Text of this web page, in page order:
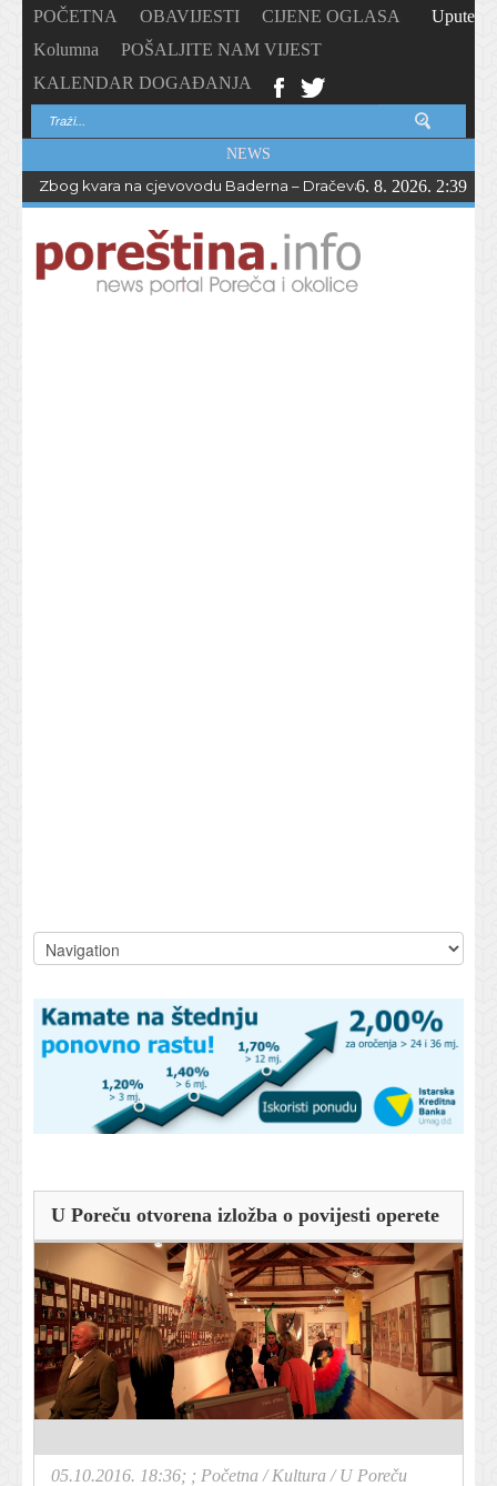
POČETNA OBAVIJESTI
CIJENE OGLASA
Kolumna
POŠALJITE NAM VIJEST
KALENDAR DOGAĐANJA
Upute
NEWS
Zbog kvara na cjevovodu Baderna – Dračevac bez vode do
6. 8. 2026. 2:39
U Poreču otvorena izložba o povijesti operete
05.10.2016. 18:36; ; Početna /Kultura /U Poreču